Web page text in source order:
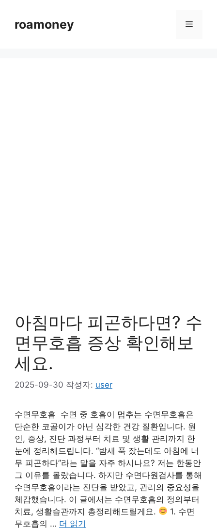
roamoney 메
아침마다 피곤하다면? 수
면무호흡 증상 확인해보
세요.
2025-09-30 작성자: user
수면무호흡 수면 중 호흡이 멈추는 수면무호흡은
단순한 코골이가 아닌 심각한 건강 질환입니다. 원
인, 증상, 진단 과정부터 치료 및 생활 관리까지 한
눈에 정리해드립니다. “밤새 푹 잤는데도 아침에 너
무 피곤하다”라는 말을 자주 하시나요? 저는 한동안
그 이유를 몰랐습니다. 하지만 수면다원검사를 통해
수면무호흡이라는 진단을 받았고, 관리의 중요성을
체감했습니다. 이 글에서는 수면무호흡의 정의부터
치료, 생활습관까지 총정리해드릴게요.
1. 수면
무호흡의 … 더 읽기